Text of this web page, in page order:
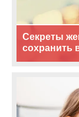
Секреты
сохранить